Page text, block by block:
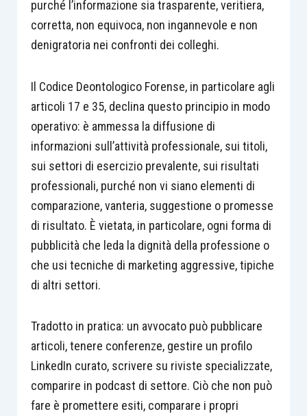
purché l’informazione sia trasparente, veritiera,
corretta, non equivoca, non ingannevole e non
denigratoria nei confronti dei colleghi.
Il Codice Deontologico Forense, in particolare agli
articoli 17 e 35, declina questo principio in modo
operativo: è ammessa la diffusione di
informazioni sull’attività professionale, sui titoli,
sui settori di esercizio prevalente, sui risultati
professionali, purché non vi siano elementi di
comparazione, vanteria, suggestione o promesse
di risultato. È vietata, in particolare, ogni forma di
pubblicità che leda la dignità della professione o
che usi tecniche di marketing aggressive, tipiche
di altri settori.
Tradotto in pratica: un avvocato può pubblicare
articoli, tenere conferenze, gestire un profilo
LinkedIn curato, scrivere su riviste specializzate,
comparire in podcast di settore. Ciò che non può
fare è promettere esiti, comparare i propri